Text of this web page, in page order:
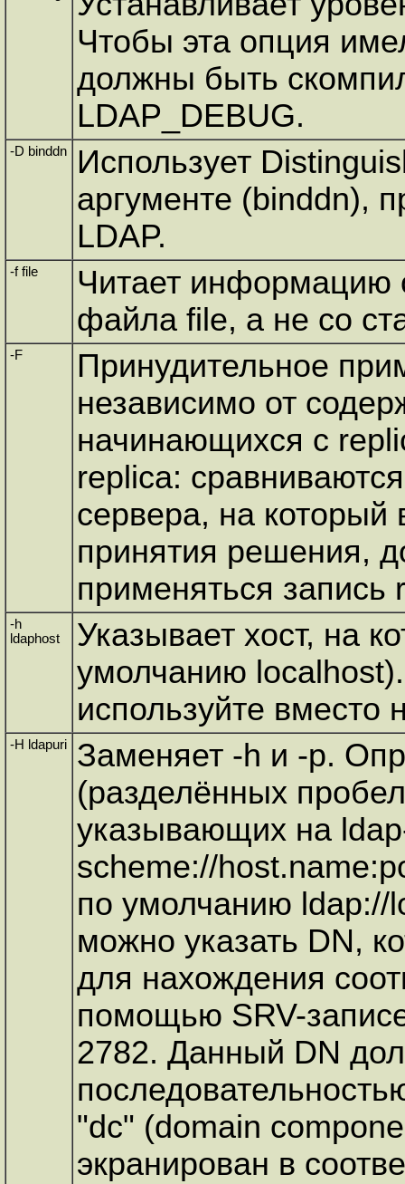
Чтобы эта опция
должны быть
LDAP_DEBUG.
-D binddn
Использует
аргументе (binddn),
LDAP.
-f file
Читает информацию
файла file, а не со
-F
Принудительное
независимо от
начинающихся с
replica:
сервера, на который
принятия решения,
применяться запись
-h
ldaphost
Указывает хост, на
умолчанию
используйте вместо
-H ldapuri
Заменяет -h и -p.
(разделённых
указывающих на
scheme://
по умолчанию ldap://
можно указать DN,
для нахождения
помощью SRV-
2782. Данный DN
"dc" (domain
экранирован в